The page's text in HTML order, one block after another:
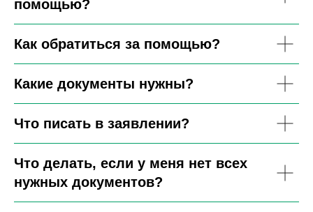
помощью?
Как обратиться за помощью?
Какие документы нужны?
Что писать в заявлении?
Что делать, если у меня нет всех
нужных документов?